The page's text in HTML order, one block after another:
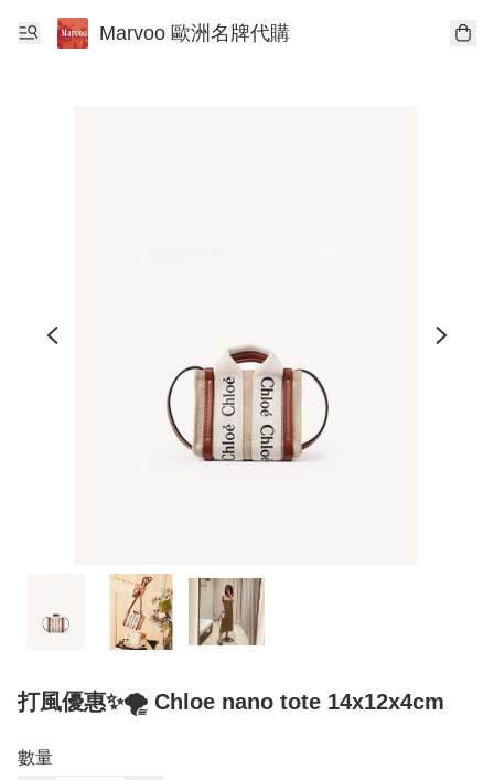
Marvoo 歐洲名牌代購
打風優惠✨🌪️ Chloe nano tote 14x12x4cm
數量